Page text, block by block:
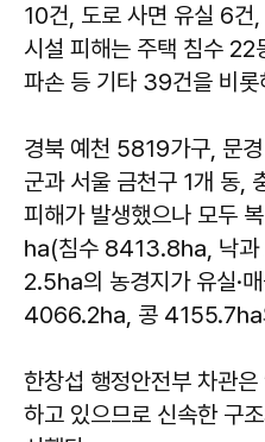
10건, 도로 사면 유실 6건
시설 피해는 주택 침수 22
파손 등 기타 39건을 비
경북 예천 5819가구, 문
군과 서울 금천구 1개 동,
피해가 발생했으나 모두
㏊(침수 8413.8㏊, 낙과
2.5㏊의 농경지가 유실·
4066.2㏊, 콩 4155.7㏊
한창섭 행정안전부 차관
하고 있으므로 신속한 구